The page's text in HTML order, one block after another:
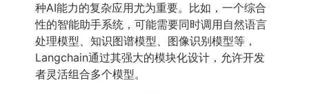
种AI能力的复杂应用尤为重要。比如，一个综合
性的智能助手系统，可能需要同时调用自然语言
处理模型、知识图谱模型、图像识别模型等，
Langchain通过其强大的模块化设计，允许开发
者灵活组合多个模型。